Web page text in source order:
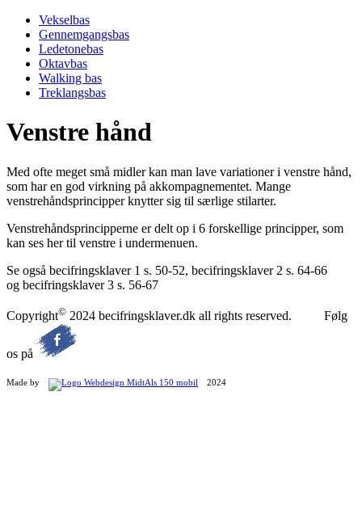
Vekselbas
Gennemgangsbas
Ledetonebas
Oktavbas
Walking bas
Treklangsbas
Venstre hånd
Med ofte meget små midler kan man lave variationer i venstre hånd,
som har en god virkning på akkompagnementet. Mange
venstrehåndsprincipper knytter sig til særlige stilarter.
Venstrehåndsprincipperne er delt op i 6 forskellige principper, som
kan ses her til venstre i undermenuen.
Se også becifringsklaver 1 s. 50-52, becifringsklaver 2 s. 64-66
og becifringsklaver 3 s. 56-67
Copyright© 2024 becifringsklaver.dk all rights reserved. Følg
os på
Made by 2024